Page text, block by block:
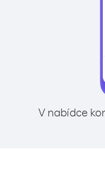
V nabídce